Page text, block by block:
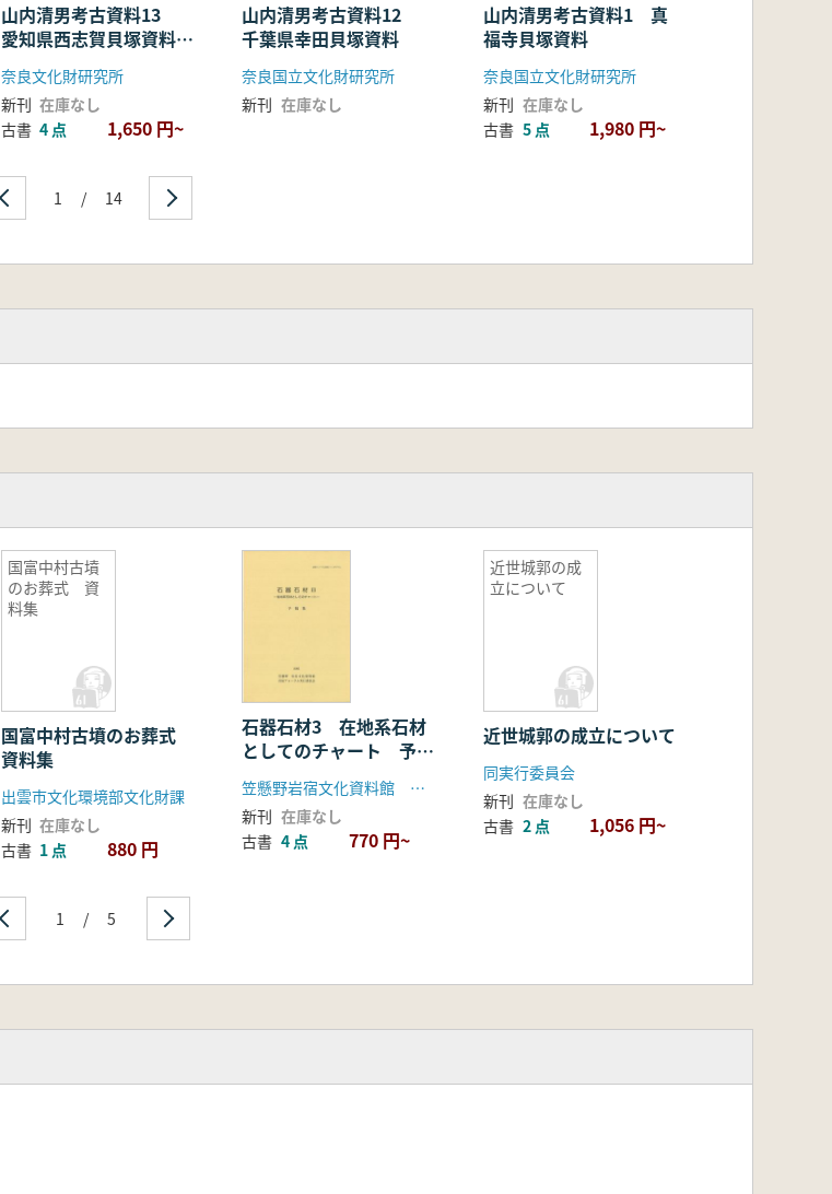
山内清男考古資料13
愛知県西志賀貝塚資料
吉胡貝塚出土骨角貝製
品・特殊器台・埴輪資料
奈良文化財研究所
新刊 在庫なし
古書 4 点 1,650 円~
山内清男考古資料12
千葉県幸田貝塚資料
奈良国立文化財研究所
新刊 在庫なし
山内清男考古資料1 真
福寺貝塚資料
奈良国立文化財研究所
新刊 在庫なし
古書 5 点 1,980 円~
1 / 14
国富中村古墳
のお葬式 資
料集
国富中村古墳のお葬式
資料集
出雲市文化環境部文化財課
新刊 在庫なし
古書 1 点 880 円
石器石材3 在地系石材
としてのチャート 予稿
集
笠懸野岩宿文化資料館 岩宿フォーラム実行委員会
新刊 在庫なし
古書 4 点 770 円~
近世城郭の成
立について
近世城郭の成立について
同実行委員会
新刊 在庫なし
古書 2 点 1,056 円~
1 / 5